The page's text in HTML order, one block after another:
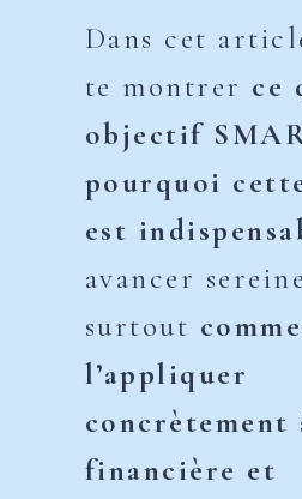
Dans cet
te montrer ce
objectif
pourquoi
est
avancer
surtout
l’appliquer
concrètement
financière et